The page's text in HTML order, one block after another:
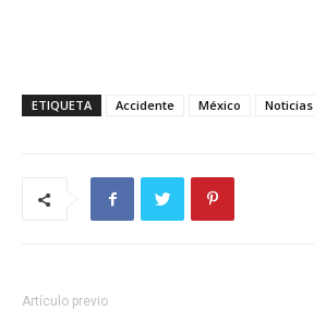
ETIQUETA Accidente México Noticias
Artículo previo